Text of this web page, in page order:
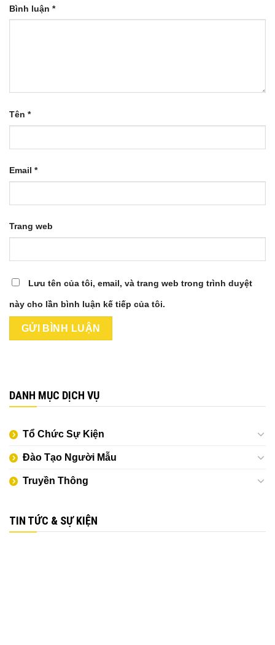
Bình luận *
Tên *
Email *
Trang web
Lưu tên của tôi, email, và trang web trong trình duyệt
này cho lần bình luận kế tiếp của tôi.
DANH MỤC DỊCH VỤ
Tổ Chức Sự Kiện
Đào Tạo Người Mẫu
Truyền Thông
TIN TỨC & SỰ KIỆN